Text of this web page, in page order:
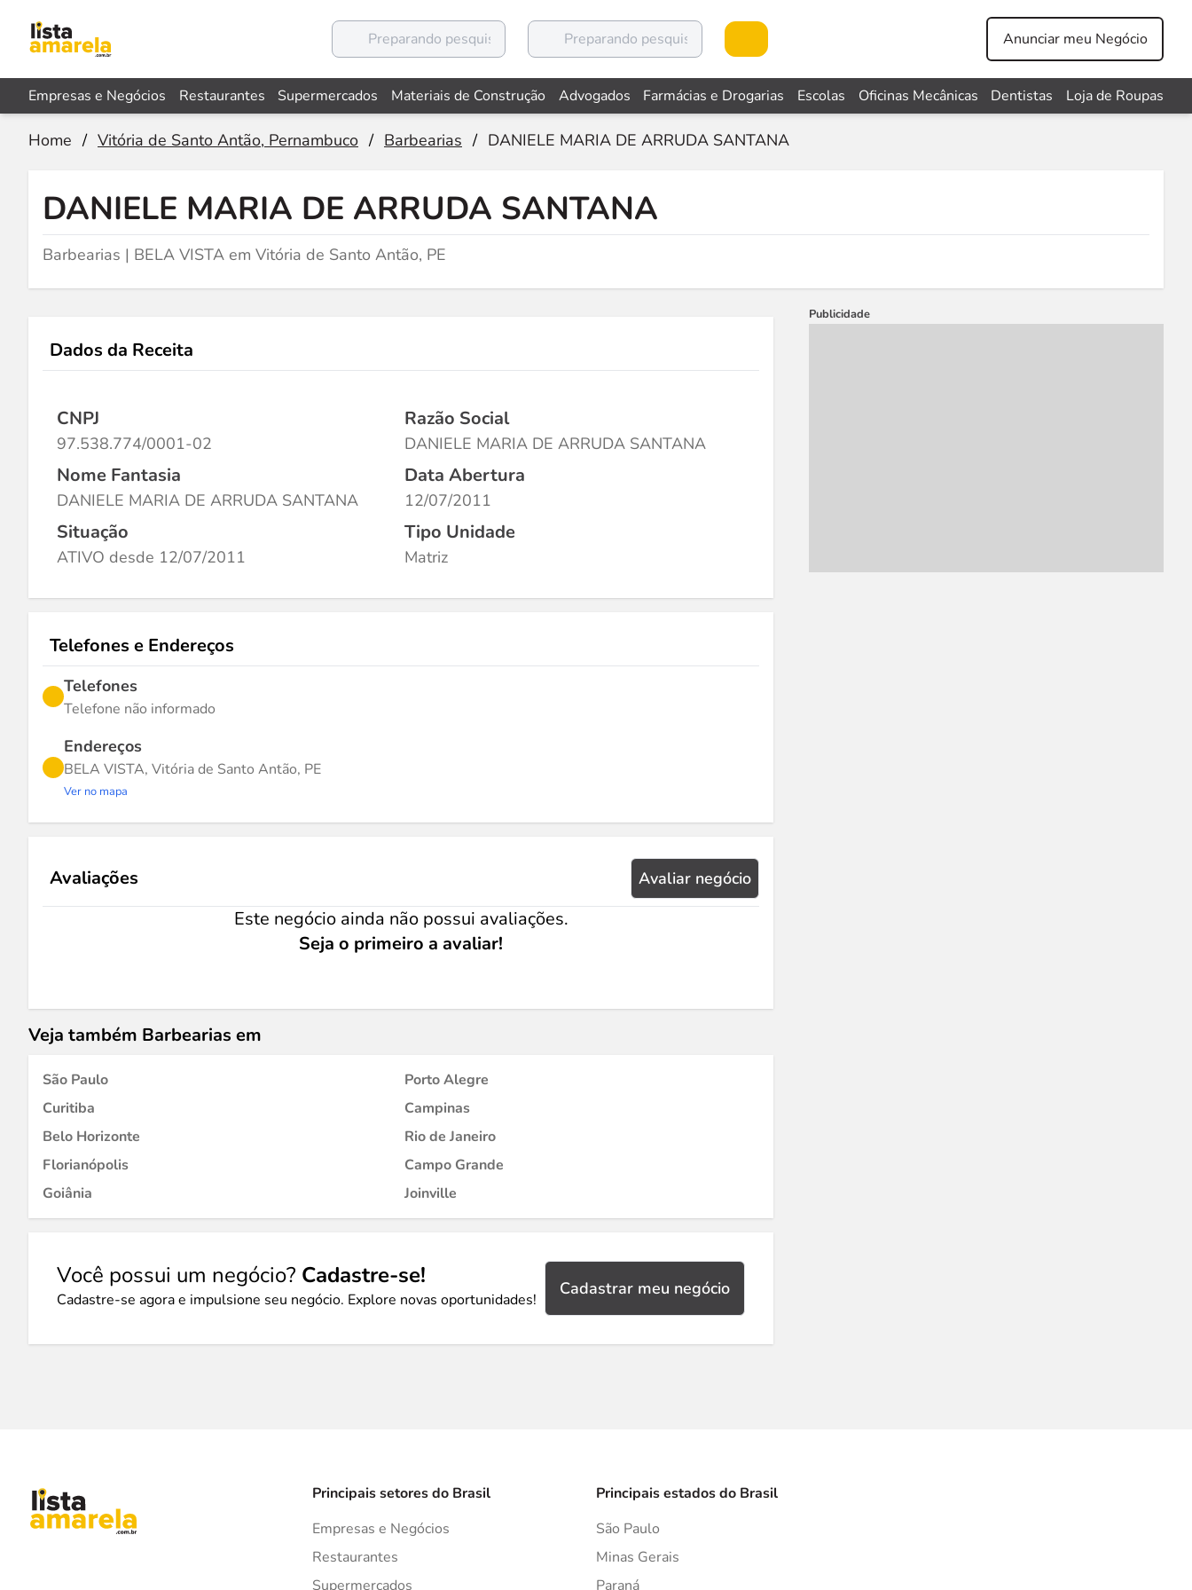
Anunciar meu Negócio
Empresas e Negócios Restaurantes Supermercados Materiais de Construção Advogados Farmácias e Drogarias Escolas Oficinas Mecânicas Dentistas Loja de Roupas
Home / Vitória de Santo Antão, Pernambuco / Barbearias / DANIELE MARIA DE ARRUDA SANTANA
DANIELE MARIA DE ARRUDA SANTANA
Barbearias | BELA VISTA em Vitória de Santo Antão, PE
Dados da Receita
CNPJ
97.538.774/0001-02
Razão Social
DANIELE MARIA DE ARRUDA SANTANA
Nome Fantasia
DANIELE MARIA DE ARRUDA SANTANA
Data Abertura
12/07/2011
Situação
ATIVO desde 12/07/2011
Tipo Unidade
Matriz
Telefones e Endereços
Telefones
Telefone não informado
Endereços
BELA VISTA, Vitória de Santo Antão, PE
Ver no mapa
Avaliações Avaliar negócio
Este negócio ainda não possui avaliações.
Seja o primeiro a avaliar!
Veja também Barbearias em
São Paulo
Porto Alegre
Curitiba
Campinas
Belo Horizonte
Rio de Janeiro
Florianópolis
Campo Grande
Goiânia
Joinville
Você possui um negócio? Cadastre-se!
Cadastre-se agora e impulsione seu negócio. Explore novas oportunidades!
Cadastrar meu negócio
Publicidade
Principais setores do Brasil
Empresas e Negócios
Restaurantes
Supermercados
Principais estados do Brasil
São Paulo
Minas Gerais
Paraná